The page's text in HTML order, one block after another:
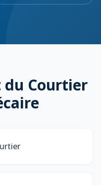
du Courtier